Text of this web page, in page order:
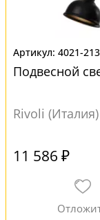
4021-213
Подвесной
Rivoli (Италия)
11 586 ₽